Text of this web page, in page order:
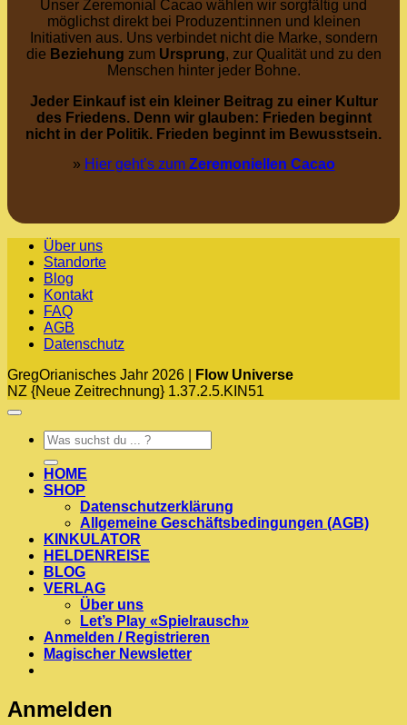
Unser Zeremonial Cacao wählen wir sorgfältig und
möglichst direkt bei Produzent:innen und kleinen
Initiativen aus. Uns verbindet nicht die Marke, sondern
die Beziehung zum Ursprung, zur Qualität und zu den
Menschen hinter jeder Bohne.
Jeder Einkauf ist ein kleiner Beitrag zu einer Kultur
des Friedens. Denn wir glauben: Frieden beginnt
nicht in der Politik. Frieden beginnt im Bewusstsein.
» Hier geht’s zum Zeremoniellen Cacao
Über uns
Standorte
Blog
Kontakt
FAQ
AGB
Datenschutz
GregOrianisches Jahr 2026 |
Flow Universe
NZ {Neue Zeitrechnung} 1.37.2.5.KIN51
Suchen
nach:
HOME
SHOP
Datenschutzerklärung
Allgemeine Geschäftsbedingungen (AGB)
KINKULATOR
HELDENREISE
BLOG
VERLAG
Über uns
Let’s Play «Spielrausch»
Anmelden / Registrieren
Magischer Newsletter
Anmelden